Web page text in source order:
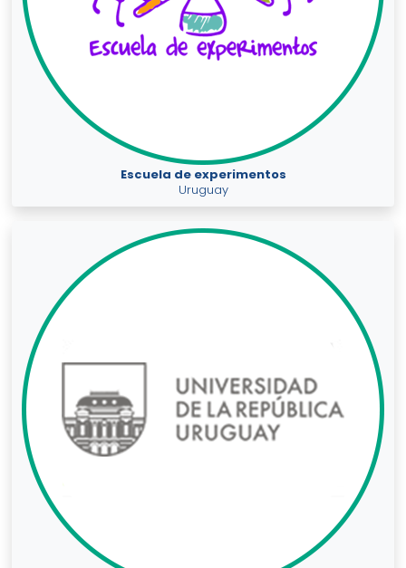
Escuela de experimentos
Uruguay